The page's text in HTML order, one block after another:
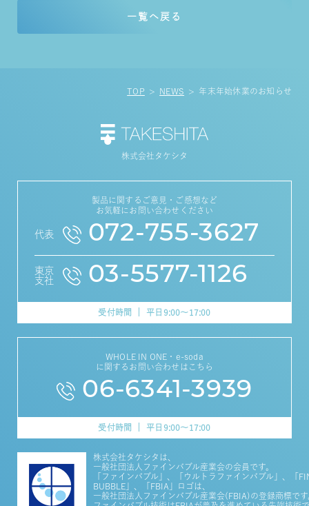
一覧へ戻る
TOP NEWS 年末年始休業のお知らせ
株式会社タケシタ
製品に関するご意見・ご感想など
お気軽にお問い合わせください
代表 072-755-3627
東京
支社
03-5577-1126
受付時間 平日9:00～17:00
WHOLE IN ONE・e-soda
に関するお問い合わせはこちら
06-6341-3939
受付時間 平日9:00～17:00
株式会社タケシタは、
一般社団法人ファインバブル産業会の会員です。
「ファインバブル」、「ウルトラファインバブル」、「
BUBBLE」、「FBIA」ロゴは、
一般社団法人ファインバブル産業会(FBIA)の登録商標です